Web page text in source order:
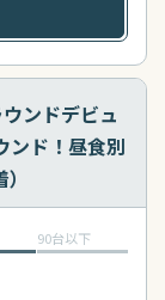
ンドデビュ
ンド！昼食別
90台以下